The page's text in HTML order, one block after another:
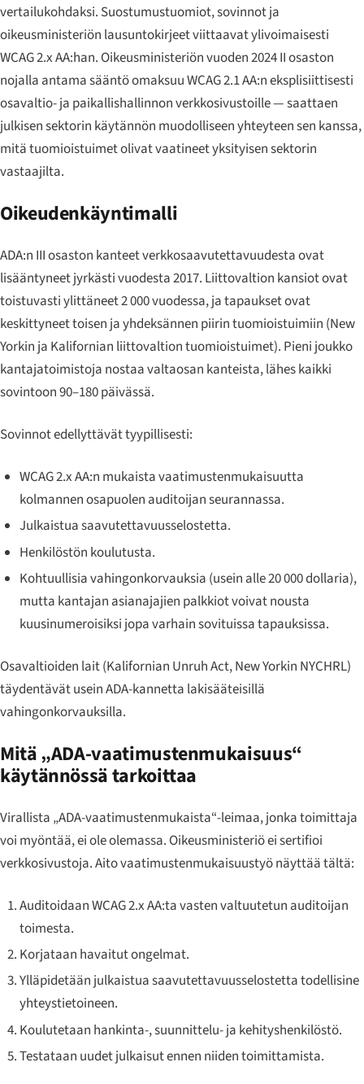
vertailukohdaksi. Suostumustuomiot, sovinnot ja
oikeusministeriön lausuntokirjeet viittaavat ylivoimaisesti
WCAG 2.x AA:han. Oikeusministeriön vuoden 2024 II osaston
nojalla antama sääntö omaksuu WCAG 2.1 AA:n eksplisiittisesti
osavaltio- ja paikallishallinnon verkkosivustoille — saattaen
julkisen sektorin käytännön muodolliseen yhteyteen sen kanssa,
mitä tuomioistuimet olivat vaatineet yksityisen sektorin
vastaajilta.
Oikeudenkäyntimalli
ADA:n III osaston kanteet verkkosaavutettavuudesta ovat
lisääntyneet jyrkästi vuodesta 2017. Liittovaltion kansiot ovat
toistuvasti ylittäneet 2 000 vuodessa, ja tapaukset ovat
keskittyneet toisen ja yhdeksännen piirin tuomioistuimiin (New
Yorkin ja Kalifornian liittovaltion tuomioistuimet). Pieni joukko
kantajatoimistoja nostaa valtaosan kanteista, lähes kaikki
sovintoon 90–180 päivässä.
Sovinnot edellyttävät tyypillisesti:
WCAG 2.x AA:n mukaista vaatimustenmukaisuutta
kolmannen osapuolen auditoijan seurannassa.
Julkaistua saavutettavuusselostetta.
Henkilöstön koulutusta.
Kohtuullisia vahingonkorvauksia (usein alle 20 000 dollaria),
mutta kantajan asianajajien palkkiot voivat nousta
kuusinumeroisiksi jopa varhain sovituissa tapauksissa.
Osavaltioiden lait (Kalifornian Unruh Act, New Yorkin NYCHRL)
täydentävät usein ADA-kannetta lakisääteisillä
vahingonkorvauksilla.
Mitä „ADA-vaatimustenmukaisuus“
käytännössä tarkoittaa
Virallista „ADA-vaatimustenmukaista“-leimaa, jonka toimittaja
voi myöntää, ei ole olemassa. Oikeusministeriö ei sertifioi
verkkosivustoja. Aito vaatimustenmukaisuustyö näyttää tältä:
Auditoidaan WCAG 2.x AA:ta vasten valtuutetun auditoijan
toimesta.
Korjataan havaitut ongelmat.
Ylläpidetään julkaistua saavutettavuusselostetta todellisine
yhteystietoineen.
Koulutetaan hankinta-, suunnittelu- ja kehityshenkilöstö.
Testataan uudet julkaisut ennen niiden toimittamista.